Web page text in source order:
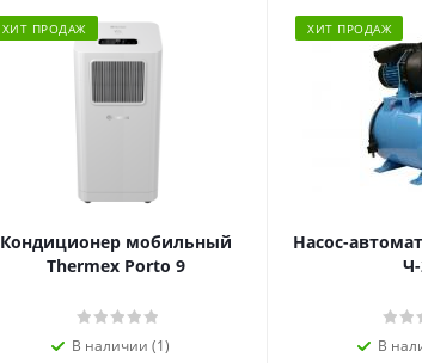
ХИТ ПРОДАЖ
Кондиционер мобильный
Thermex Porto 9
В наличии (1)
ХИТ ПРОДАЖ
Насос-
В